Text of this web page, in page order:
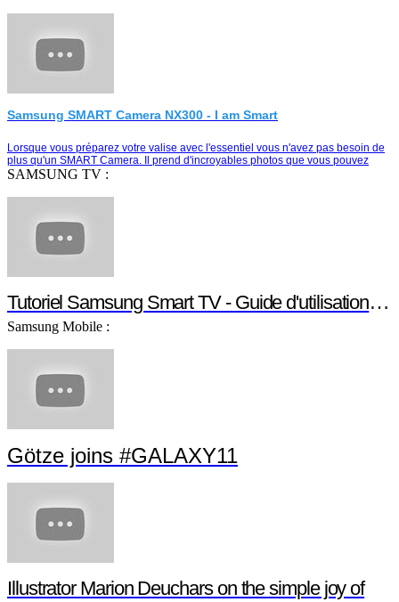
Samsung SMART Camera NX300 - I am Smart
Lorsque vous préparez votre valise avec l'essentiel vous n'avez pas besoin de
plus qu'un SMART Camera. Il prend d'incroyables photos que vous pouvez
partager instantanément e…
SAMSUNG TV :
Tutoriel Samsung Smart TV - Guide d'utilisation Smart TV
Samsung Mobile :
Götze joins #GALAXY11
Illustrator Marion Deuchars on the simple joy of